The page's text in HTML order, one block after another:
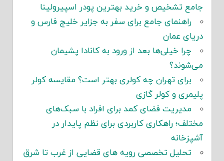
جامع تشخیص و خرید بهترین پودر اسپیرولینا
راهنمای جامع برای سفر به جزایر خلیج فارس و
دریای عمان
چرا خیلی‌ها بعد از ورود به کانادا پشیمان
می‌شوند؟
برای تهران چه کولری بهتر است؟ مقایسه کولر
پلیمری و کولر گازی
مدیریت فضای کمد برای افراد با سبک‌های
مختلف؛ راهکاری کاربردی برای نظم پایدار در
آشپزخانه
تحلیل تخصصی رویه های قضایی از غرب تا شرق